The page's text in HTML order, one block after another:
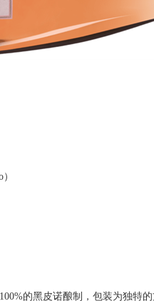
的黑皮诺酿制，包装为独特的